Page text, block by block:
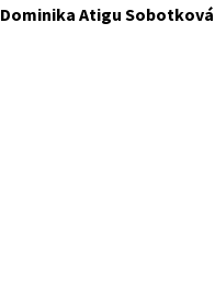
Dominika Atigu Sobotková